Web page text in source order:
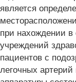
является
при нахождении
учреждений
пациентов с
легочных